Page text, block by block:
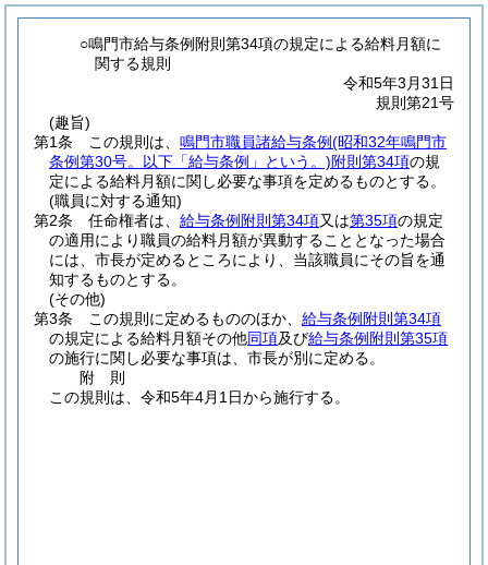
○鳴門市給与条例附則第34項の規定による給料月額に
関する規則
令和5年3月31日
規則第21号
(趣旨)
第1条
この規則は、 鳴門市職員諸給与条例(昭和32年鳴門市
条例第30号。以下「給与条例」という。)附則第34項の規
定による給料月額に関し必要な事項を定めるものとする。
(職員に対する通知)
第2条
任命権者は、 給与条例附則第34項又は第35項の規定
の適用により職員の給料月額が異動することとなった場合
には、市長が定めるところにより、当該職員にその旨を通
知するものとする。
(その他)
第3条
この規則に定めるもののほか、 給与条例附則第34項
の規定による給料月額その他同項及び給与条例附則第35項
の施行に関し必要な事項は、市長が別に定める。
附 則
この規則は、令和5年4月1日から施行する。